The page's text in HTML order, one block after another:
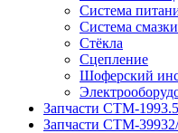
Система
Система смазки
Стёкла
Сцепление
Шоферский
Запчасти СТМ-
Запчасти СТМ-